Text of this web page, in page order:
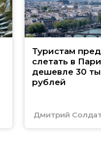
Туристам
слетать в
дешевле 30
рублей
Дмитрий